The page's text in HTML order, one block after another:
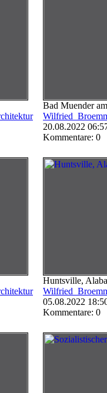
Bad Muender
20.08.2022
Kommentare: 0
Huntsville,
05.08.2022
Kommentare: 0